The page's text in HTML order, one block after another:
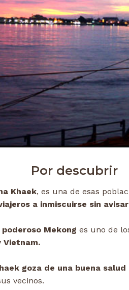
Por descubrir
Khaek, es una de esas
a inmiscuirse sin
Mekong es uno de
Vietnam.
goza de una buena
vecinos.